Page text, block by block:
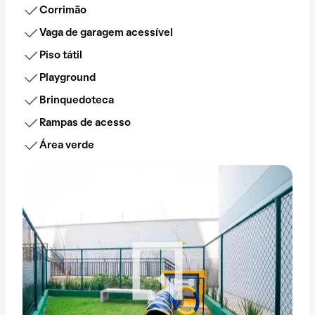
Corrimão
Vaga de garagem acessível
Piso tátil
Playground
Brinquedoteca
Rampas de acesso
Área verde